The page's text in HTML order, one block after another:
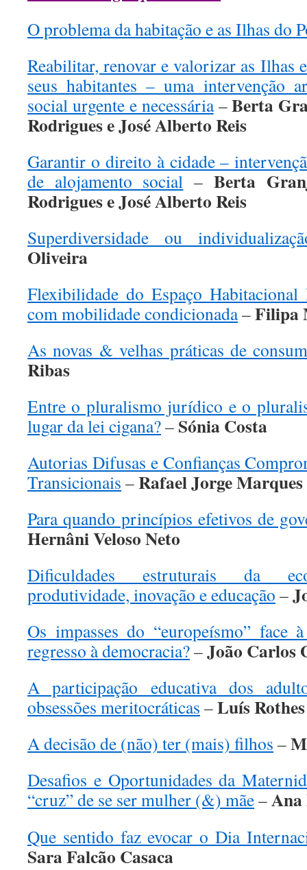
O problema da habitação e as Ilhas do
Reabilitar, renovar e valorizar as Ilhas
seus habitantes – uma intervenção
social urgente e necessária–Berta
Rodrigues e José Alberto Reis
Garantir o direito à cidade –
de alojamento social – Berta
Rodrigues e José Alberto Reis
Superdiversidade ou
Oliveira
Flexibilidade do Espaço Habitacional
com mobilidade condicionada–Filipa
As novas & velhas práticas de
Ribas
Entre o pluralismo jurídico e o
lugar da lei cigana?– Sónia Costa
Autorias Difusas e Confianças
Transicionais –Rafael Jorge Marques
Para quando princípios efetivos de
Hernâni Veloso Neto
Dificuldades estruturais da
produtividade, inovação e educação –
Os impasses do “europeísmo” face
regresso à democracia?–João Carlos
A participação educativa dos
obsessões meritocráticas –Luís Rothes
A decisão de (não) ter (mais) filhos –
Desafios e Oportunidades da
“cruz” de se ser mulher (&) mãe–Ana
Que sentido faz evocar o Dia
Sara Falcão Casaca